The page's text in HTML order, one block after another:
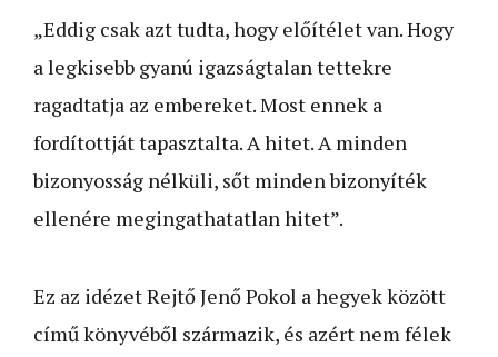
„Eddig csak azt tudta, hogy előítélet van. Hogy
a legkisebb gyanú igazságtalan tettekre
ragadtatja az embereket. Most ennek a
fordítottját tapasztalta. A hitet. A minden
bizonyosság nélküli, sőt minden bizonyíték
ellenére megingathatatlan hitet”.
Ez az idézet Rejtő Jenő Pokol a hegyek között
című könyvéből származik, és azért nem félek